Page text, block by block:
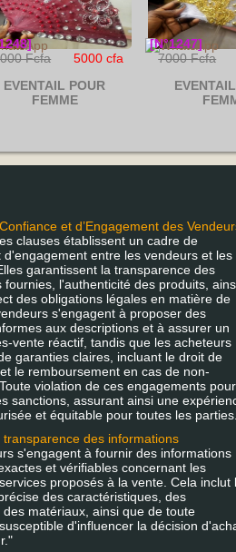
Fcfa
5000 cfa
EVENTAIL POUR
FEMME
[N°1247]
7000 Fcfa
et d’Engagement des
clauses établissent un cadre de
d'engagement entre les vendeurs et les
garantissent la transparence des
fournies, l'authenticité des produits,
des obligations légales en matière de
s'engagent à proposer des
aux descriptions et à assurer un
vente réactif, tandis que les acheteurs
garanties claires, incluant le droit de
le remboursement en cas de non-
violation de ces engagements
sanctions, assurant ainsi une
et équitable pour toutes les parties.
transparence des informations
s'engagent à fournir des informations
et vérifiables concernant les
proposés à la vente. Cela inclut
des caractéristiques, des
des matériaux, ainsi que de toute
d'influencer la décision